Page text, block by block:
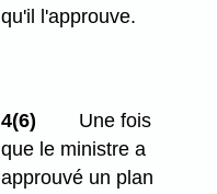
qu'il l'approuve.
4(6)
Une fois
que le ministre a
approuvé un plan